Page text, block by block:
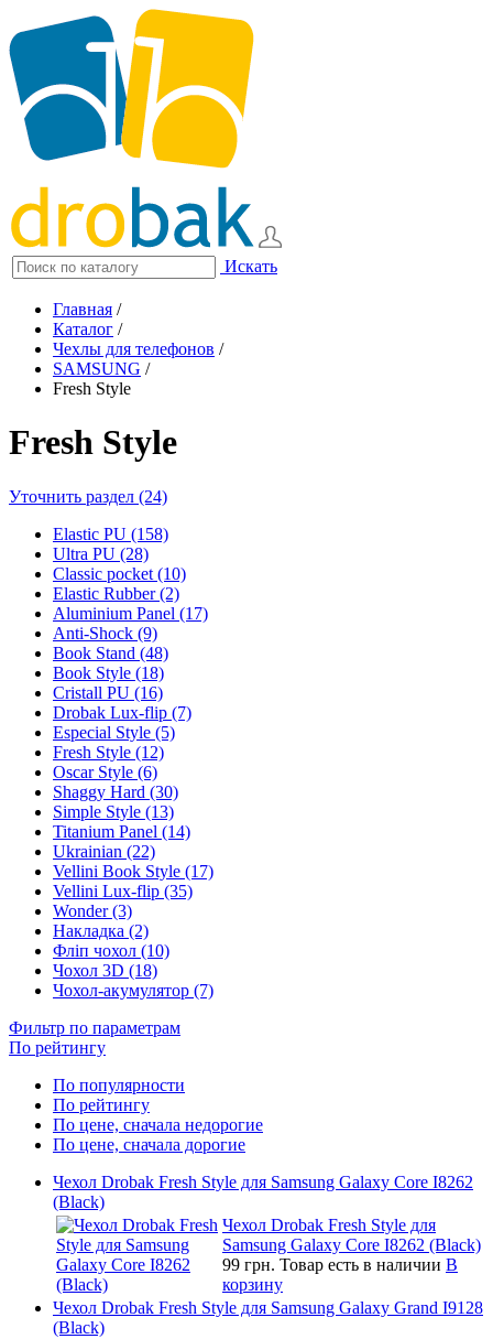
Искать
Главная /
Каталог /
Чехлы для телефонов /
SAMSUNG /
Fresh Style
Fresh Style
Уточнить раздел (24)
Elastic PU (158)
Ultra PU (28)
Classic pocket (10)
Elastic Rubber (2)
Aluminium Panel (17)
Anti-Shock (9)
Book Stand (48)
Book Style (18)
Cristall PU (16)
Drobak Lux-flip (7)
Especial Style (5)
Fresh Style (12)
Oscar Style (6)
Shaggy Hard (30)
Simple Style (13)
Titanium Panel (14)
Ukrainian (22)
Vellini Book Style (17)
Vellini Lux-flip (35)
Wonder (3)
Накладка (2)
Фліп чохол (10)
Чохол 3D (18)
Чохол-акумулятор (7)
Фильтр по параметрам
По рейтингу
По популярности
По рейтингу
По цене, сначала недорогие
По цене, сначала дорогие
Чехол Drobak Fresh Style для Samsung Galaxy Core I8262
(Black)
Чехол Drobak Fresh Style для
Samsung Galaxy Core I8262 (Black)
99 грн. Товар есть в наличии В
корзину
Чехол Drobak Fresh Style для Samsung Galaxy Grand I9128
(Black)